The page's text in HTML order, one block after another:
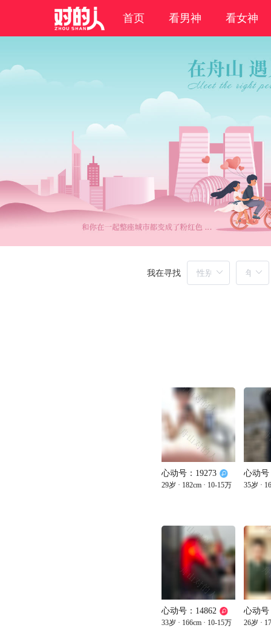
首页 看男神 看女神
我在寻找
心动号：19273
29岁 · 182cm· 10-15万
心动号
35岁 ·
心动号：14862
33岁 · 166cm· 10-15万
心动号
26岁 ·